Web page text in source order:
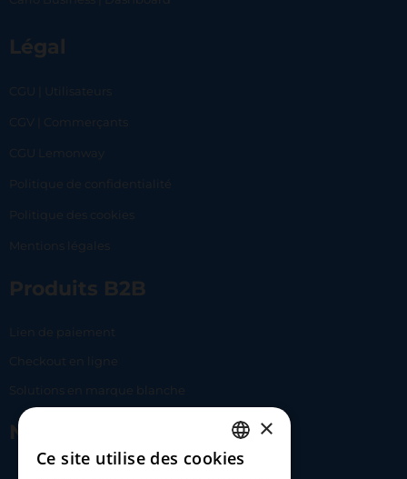
Légal
CGU | Utilisateurs
CGV | Commerçants
CGU Lemonway
Politique de confidentialité
Politique des cookies
Mentions légales
Produits B2B
Lien de paiement
Checkout en ligne
Solutions en marque blanche
Nous contacter
FRENCH
×
Ce site utilise des cookies